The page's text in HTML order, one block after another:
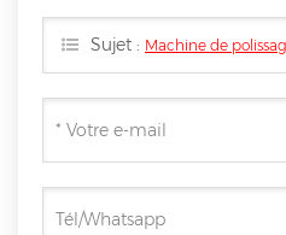
Sujet : Machine de